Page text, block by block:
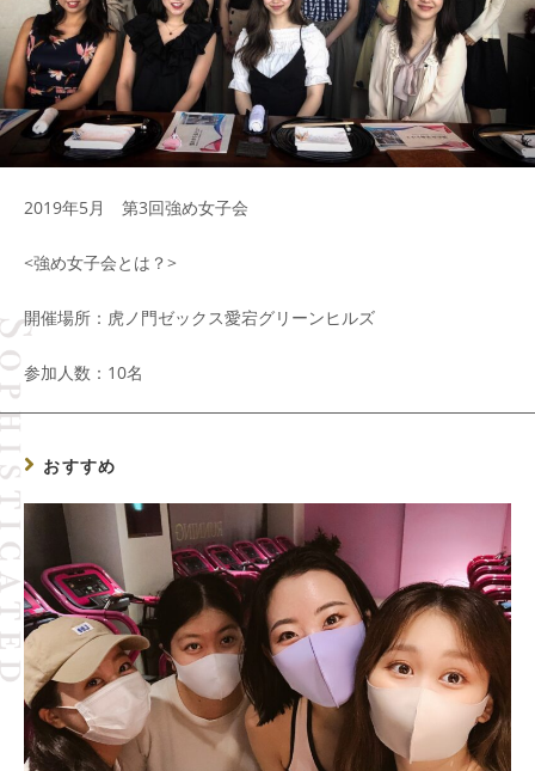
2019年5月 第3回強め女子会
<強め女子会とは？>
開催場所：虎ノ門ゼックス愛宕グリーンヒルズ
参加人数：10名
おすすめ